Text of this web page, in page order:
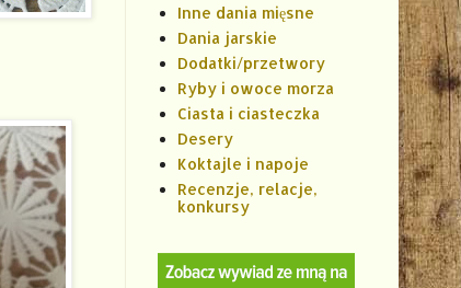
Inne dania mięsne
Dania jarskie
Dodatki/przetwory
Ryby i owoce morza
Ciasta i ciasteczka
Desery
Koktajle i napoje
Recenzje, relacje,
konkursy